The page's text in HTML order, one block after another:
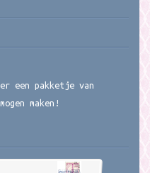
een pakketje van
maken!